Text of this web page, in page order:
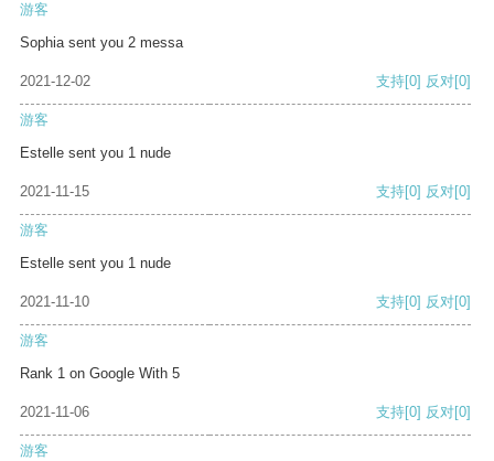
游客
Sophia sent you 2 messa
2021-12-02 支持[0] 反对[0]
游客
Estelle sent you 1 nude
2021-11-15 支持[0] 反对[0]
游客
Estelle sent you 1 nude
2021-11-10 支持[0] 反对[0]
游客
Rank 1 on Google With 5
2021-11-06 支持[0] 反对[0]
游客